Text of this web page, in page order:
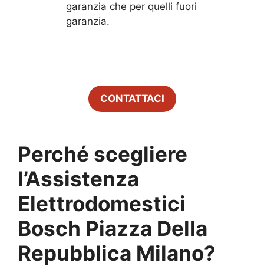
garanzia che per quelli fuori
garanzia.
CONTATTACI
Perché scegliere
l’Assistenza
Elettrodomestici
Bosch Piazza Della
Repubblica Milano?